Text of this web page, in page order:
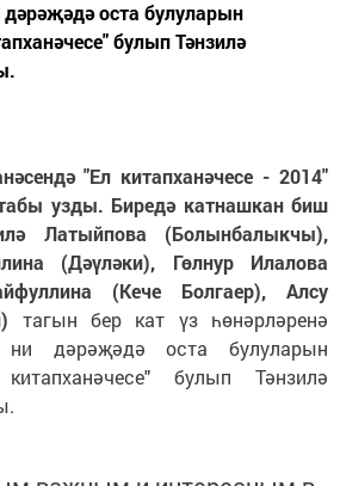
оста булуларын
булып Тәнзилә
"Ел китапханәчесе - 2014"
узды. Биредә катнашкан биш
Латыйпова (Болынбалыкчы),
(Дәүләки), Гөлнур Илалова
(Кече Болгаер), Алсу
тагын бер кат үз һөнәрләренә
дәрәҗәдә оста булуларын
булып Тәнзилә